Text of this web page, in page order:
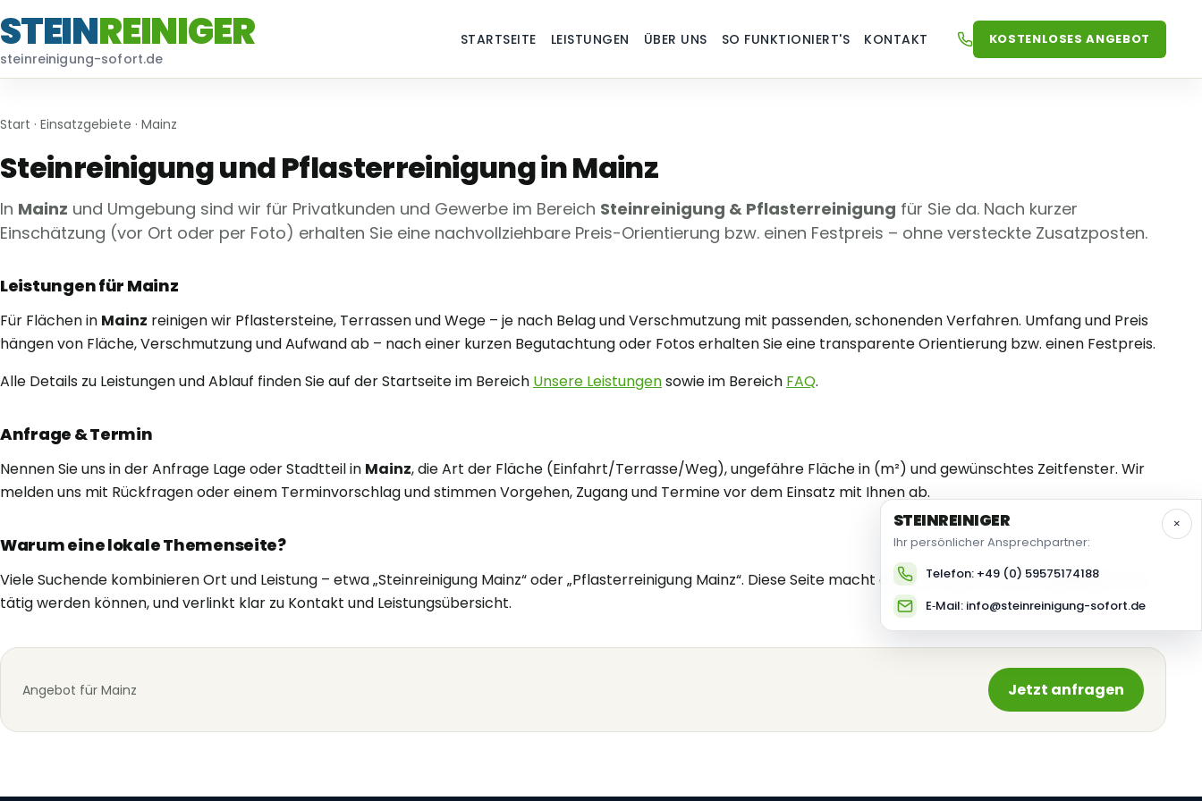
STEINREINIGER
steinreinigung-sofort.de
STARTSEITE LEISTUNGEN ÜBER UNS SO FUNKTIONIERT'S KONTAKT JETZT ANRUFEN
+49 (0) 59575174188
KOSTENLOSES ANGEBOT
Start · Einsatzgebiete · Mainz
Steinreinigung und Pflasterreinigung in Mainz
In Mainz und Umgebung sind wir für Privatkunden und Gewerbe im Bereich Steinreinigung & Pflasterreinigung für Sie da. Nach kurzer
Einschätzung (vor Ort oder per Foto) erhalten Sie eine nachvollziehbare Preis-Orientierung bzw. einen Festpreis – ohne versteckte Zusatzposten.
Leistungen für Mainz
Für Flächen in Mainz reinigen wir Pflastersteine, Terrassen und Wege – je nach Belag und Verschmutzung mit passenden, schonenden Verfahren. Umfang und Preis
hängen von Fläche, Verschmutzung und Aufwand ab – nach einer kurzen Begutachtung oder Fotos erhalten Sie eine transparente Orientierung bzw. einen Festpreis.
Alle Details zu Leistungen und Ablauf finden Sie auf der Startseite im Bereich Unsere Leistungensowie im Bereich FAQ.
Anfrage & Termin
Nennen Sie uns in der Anfrage Lage oder Stadtteil in Mainz, die Art der Fläche (Einfahrt/Terrasse/Weg), ungefähre Fläche in (m²) und gewünschtes Zeitfenster. Wir
melden uns mit Rückfragen oder einem Terminvorschlag und stimmen Vorgehen, Zugang und Termine vor dem Einsatz mit Ihnen ab.
Warum eine lokale Themenseite?
Viele Suchende kombinieren Ort und Leistung – etwa „Steinreinigung Mainz“ oder „Pflasterreinigung Mainz“. Diese Seite macht deutlich, dass wir auch inMainz
tätig werden können, und verlinkt klar zu Kontakt und Leistungsübersicht.
Angebot für Mainz Jetzt anfragen
×
STEINREINIGER
Ihr persönlicher Ansprechpartner:
Telefon: +49 (0) 59575174188
E‑Mail: info@steinreinigung-sofort.de